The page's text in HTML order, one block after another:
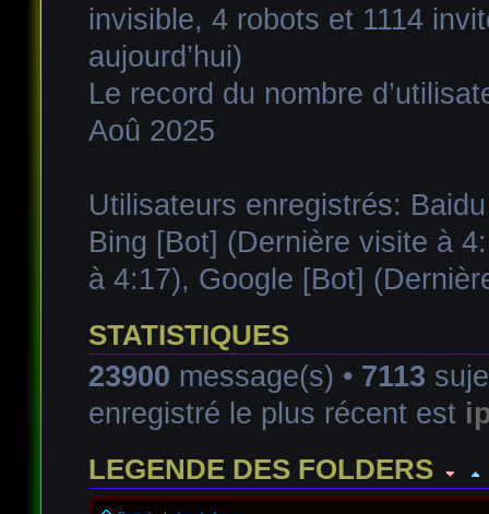
invisible, 4 robots et 1114
aujourd’hui)
Le record du nombre
Aoû 2025
Utilisateurs enregistrés:
Bing [Bot] (Dernière visite à
à 4:17), Google [Bot]
STATISTIQUES
23900 message(s) • 7113
enregistré le plus récent est
LEGENDE DES FOLDERS